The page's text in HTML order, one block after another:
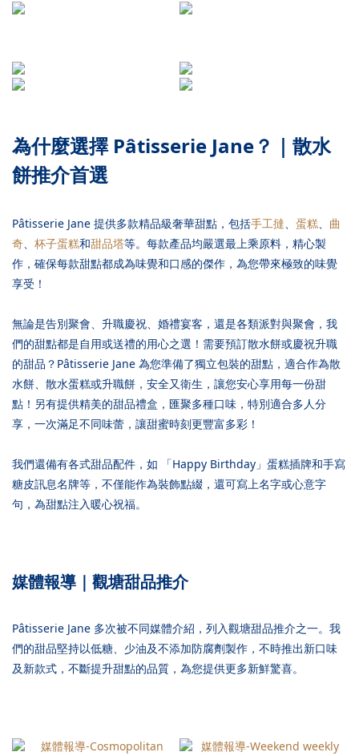
紐約曲奇
杯子蛋糕
棒棒糖
甜品塔
朱古力球
手工果醬
為什麼選擇 Pâtisserie Jane？｜散水
餅推介首選
Pâtisserie Jane 提供多款精品級奢華甜點，包括手工撻 蛋糕
曲
奇
杯子蛋糕和甜品塔等。每款產品均嚴選最上乘原料，精心製
作，確保每款甜點都成為味覺和口感的傑作，為您帶來極致的味覺
享受！
無論是告別聚會、升職慶祝、婚禮宴客，還是各類派對與聚會，我
們的甜點都是自用或送禮的用心之選！需要預訂散水餅或慶祝升職
的甜品？Pâtisserie Jane 為您準備了獨立包裝的甜點，適合作為散
水餅、散水蛋糕或升職餅，安全又衛生，讓您安心享用每一份甜
點！另有提供精美的甜品禮盒，匯聚多種口味，特別適合多人分
享，一次滿足不同味蕾，讓甜蜜時刻更豐富多彩！
我們還備有各式甜品配件，如 「Happy Birthday」蛋糕插牌和手寫
糖皮訊息名牌等，不僅能作為裝飾點綴，還可寫上名字或心意字
句，為甜點注入暖心祝福。
媒體報導｜觀塘甜品推介
Pâtisserie Jane 多次被不同媒體介紹，列入觀塘甜品推介之一。我
們的甜品堅持以低糖、少油及不添加防腐劑製作，不時推出新口味
及新款式，不斷提升甜點的品質，為您提供更多新鮮驚喜。